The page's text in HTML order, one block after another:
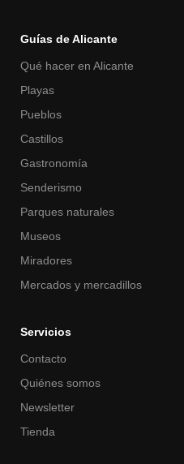
Guías de Alicante
Qué hacer en Alicante
Playas
Pueblos
Castillos
Gastronomía
Senderismo
Parques naturales
Museos
Miradores
Mercados y mercadillos
Servicios
Contacto
Quiénes somos
Newsletter
Tienda